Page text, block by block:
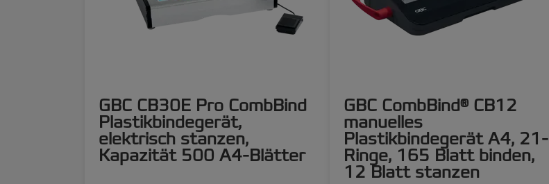
GBC CB30E Pro CombBind
Plastikbindegerät,
elektrisch stanzen,
Kapazität 500 A4-Blätter
GBC CombBind® CB12
manuelles
Plastikbindegerät A4, 21-
Ringe, 165 Blatt binden,
12 Blatt stanzen